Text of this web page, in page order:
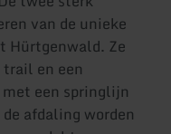
van de unieke
Hürtgenwald. Ze
en een
een springlijn
afdaling worden